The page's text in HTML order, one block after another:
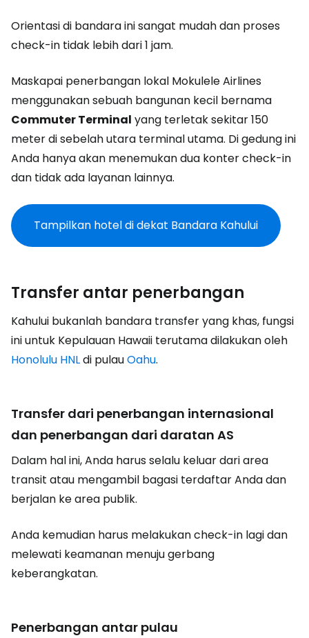
Orientasi di bandara ini sangat mudah dan proses
check-in tidak lebih dari 1 jam.
Maskapai penerbangan lokal Mokulele Airlines
menggunakan sebuah bangunan kecil bernama
Commuter Terminal yang terletak sekitar 150
meter di sebelah utara terminal utama. Di gedung ini
Anda hanya akan menemukan dua konter check-in
dan tidak ada layanan lainnya.
Tampilkan hotel di dekat Bandara Kahului
Transfer antar penerbangan
Kahului bukanlah bandara transfer yang khas, fungsi
ini untuk Kepulauan Hawaii terutama dilakukan oleh
Honolulu HNLdi pulauOahu.
Transfer dari penerbangan internasional
dan penerbangan dari daratan AS
Dalam hal ini, Anda harus selalu keluar dari area
transit atau mengambil bagasi terdaftar Anda dan
berjalan ke area publik.
Anda kemudian harus melakukan check-in lagi dan
melewati keamanan menuju gerbang
keberangkatan.
Penerbangan antar pulau